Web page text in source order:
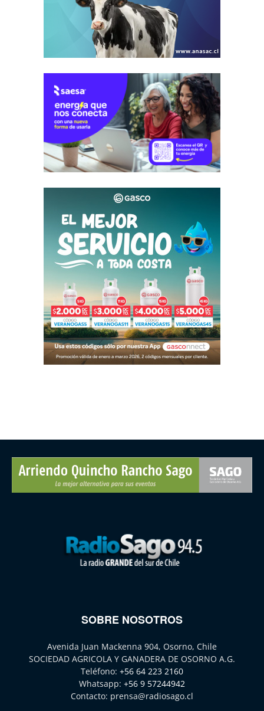
SOBRE NOSOTROS
Avenida Juan Mackenna 904, Osorno, Chile
SOCIEDAD AGRICOLA Y GANADERA DE OSORNO A.G.
Teléfono: +56 64 223 2160
Whatsapp: +56 9 57244942
Contacto: prensa@radiosago.cl